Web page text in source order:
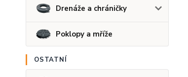
Drenáže a chráničky
Poklopy a mříže
OSTATNÍ